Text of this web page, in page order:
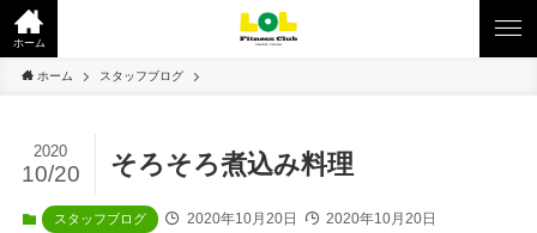
ホーム
ホーム スタッフブログ
そろそろ煮込み料理
2020
10/20
スタッフブログ 2020年10月20日 2020年10月20日